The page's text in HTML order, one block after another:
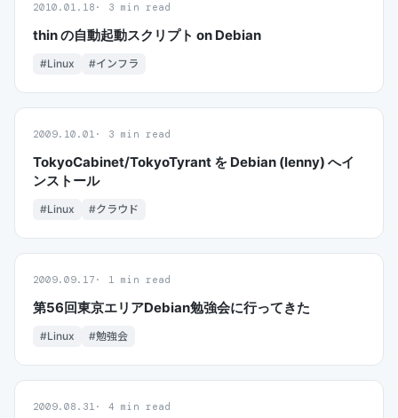
2010.01.18 3 min read
thin の自動起動スクリプト on Debian
#Linux #インフラ
2009.10.01 3 min read
TokyoCabinet/TokyoTyrant を Debian (lenny) へイ
ンストール
#Linux #クラウド
2009.09.17 1 min read
第56回東京エリアDebian勉強会に行ってきた
#Linux #勉強会
2009.08.31 4 min read